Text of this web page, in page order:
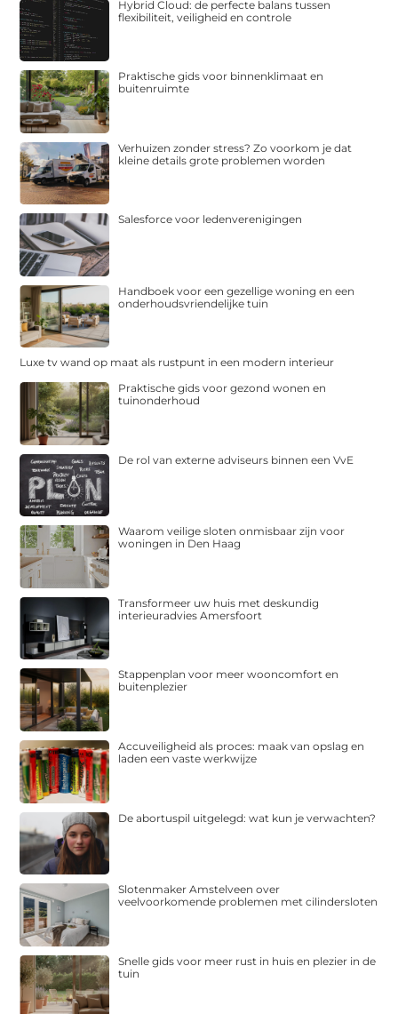
Hybrid Cloud: de perfecte balans tussen
flexibiliteit, veiligheid en controle
Praktische gids voor binnenklimaat en
buitenruimte
Verhuizen zonder stress? Zo voorkom je dat
kleine details grote problemen worden
Salesforce voor ledenverenigingen
Handboek voor een gezellige woning en een
onderhoudsvriendelijke tuin
Luxe tv wand op maat als rustpunt in een modern interieur
Praktische gids voor gezond wonen en
tuinonderhoud
De rol van externe adviseurs binnen een VvE
Waarom veilige sloten onmisbaar zijn voor
woningen in Den Haag
Transformeer uw huis met deskundig
interieuradvies Amersfoort
Stappenplan voor meer wooncomfort en
buitenplezier
Accuveiligheid als proces: maak van opslag en
laden een vaste werkwijze
De abortuspil uitgelegd: wat kun je verwachten?
Slotenmaker Amstelveen over
veelvoorkomende problemen met cilindersloten
Snelle gids voor meer rust in huis en plezier in de
tuin